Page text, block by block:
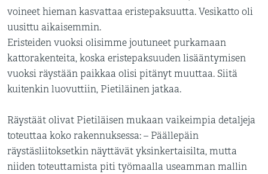
voineet hieman kasvattaa eristepaksuutta. Vesikatto oli
uusittu aikaisemmin.
Eristeiden vuoksi olisimme joutuneet purkamaan
kattorakenteita, koska eristepaksuuden lisääntymisen
vuoksi räystään paikkaa olisi pitänyt muuttaa. Siitä
kuitenkin luovuttiin, Pietiläinen jatkaa.
Räystäät olivat Pietiläisen mukaan vaikeimpia detaljeja
toteuttaa koko rakennuksessa: – Päällepäin
räystäsliitoksetkin näyttävät yksinkertaisilta, mutta
niiden toteuttamista piti työmaalla useamman mallin